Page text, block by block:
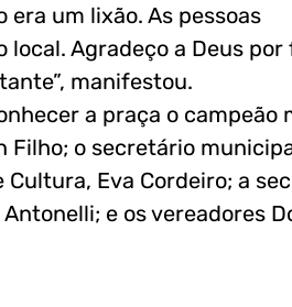
era um lixão. As pessoas
local. Agradeço a Deus por
manifestou.
a praça o campeão
Filho; o secretário
Eva Cordeiro; a
e os vereadores